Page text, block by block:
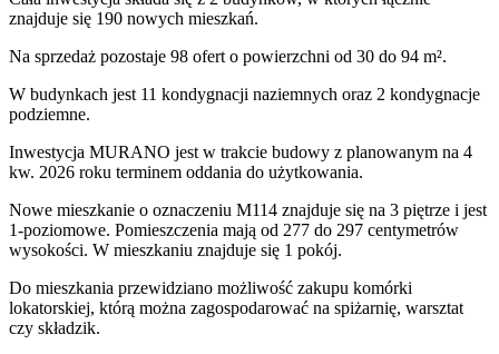
znajduje się 190 nowych mieszkań.
Na sprzedaż pozostaje 98 ofert o powierzchni od 30 do 94 m².
W budynkach jest 11 kondygnacji naziemnych oraz 2 kondygnacje
podziemne.
Inwestycja MURANO jest w trakcie budowy z planowanym na 4
kw. 2026 roku terminem oddania do użytkowania.
Nowe mieszkanie o oznaczeniu M114 znajduje się na 3 piętrze i jest
1-poziomowe. Pomieszczenia mają od 277 do 297 centymetrów
wysokości. W mieszkaniu znajduje się 1 pokój.
Do mieszkania przewidziano możliwość zakupu komórki
lokatorskiej, którą można zagospodarować na spiżarnię, warsztat
czy składzik.